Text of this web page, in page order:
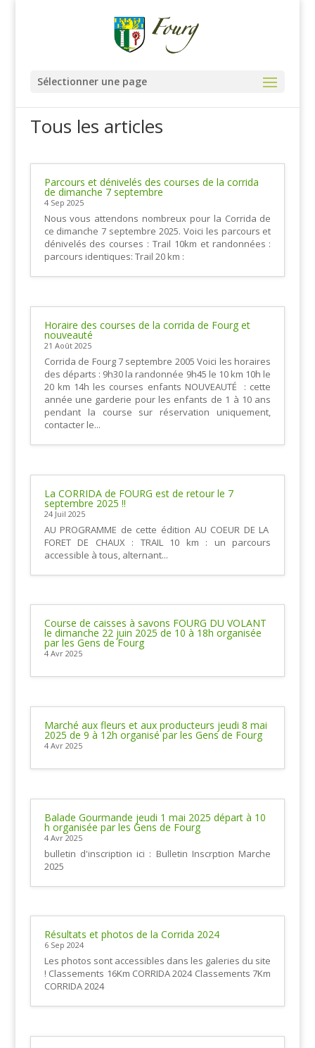
Sélectionner une page
Tous les articles
Parcours et dénivelés des courses de la corrida
de dimanche 7 septembre
4 Sep 2025
Nous vous attendons nombreux pour la Corrida de
ce dimanche 7 septembre 2025. Voici les parcours et
dénivelés des courses : Trail 10km et randonnées :
parcours identiques: Trail 20 km :
Horaire des courses de la corrida de Fourg et
nouveauté
21 Août 2025
Corrida de Fourg 7 septembre 2005 Voici les horaires
des départs : 9h30 la randonnée 9h45 le 10 km 10h le
20 km 14h les courses enfants NOUVEAUTÉ : cette
année une garderie pour les enfants de 1 à 10 ans
pendant la course sur réservation uniquement,
contacter le...
La CORRIDA de FOURG est de retour le 7
septembre 2025 !!
24 Juil 2025
AU PROGRAMME de cette édition AU COEUR DE LA
FORET DE CHAUX : TRAIL 10 km : un parcours
accessible à tous, alternant...
Course de caisses à savons FOURG DU VOLANT
le dimanche 22 juin 2025 de 10 à 18h organisée
par les Gens de Fourg
4 Avr 2025
Marché aux fleurs et aux producteurs jeudi 8 mai
2025 de 9 à 12h organisé par les Gens de Fourg
4 Avr 2025
Balade Gourmande jeudi 1 mai 2025 départ à 10
h organisée par les Gens de Fourg
4 Avr 2025
bulletin d'inscription ici : Bulletin Inscrption Marche
2025
Résultats et photos de la Corrida 2024
6 Sep 2024
Les photos sont accessibles dans les galeries du site
! Classements 16Km CORRIDA 2024 Classements 7Km
CORRIDA 2024